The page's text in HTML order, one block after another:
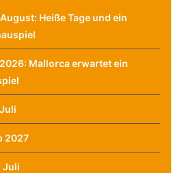
Heiße Tage und ein
Mallorca erwartet ein
2027
Juli